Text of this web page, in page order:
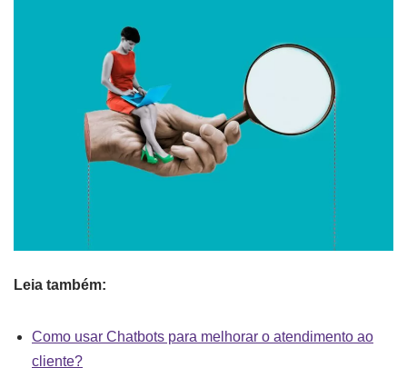
Leia também:
Como usar Chatbots para melhorar o atendimento ao
cliente?